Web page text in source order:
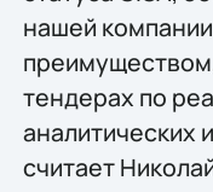
нашей
тендерах по
аналитических
считает